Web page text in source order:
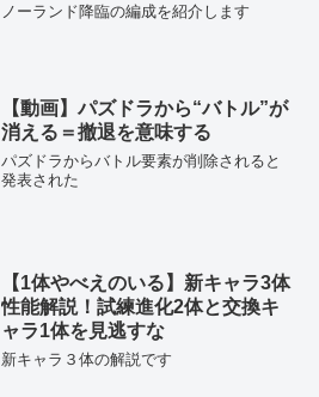
ノーランド降臨の編成を紹介します
【動画】パズドラから“バトル”が
消える＝撤退を意味する
パズドラからバトル要素が削除されると
発表された
【1体やべえのいる】新キャラ3体
性能解説！試練進化2体と交換キ
ャラ1体を見逃すな
新キャラ３体の解説です